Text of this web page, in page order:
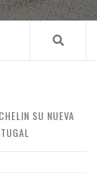
SU NUEVA